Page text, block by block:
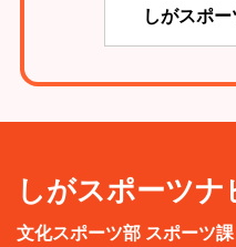
しがスポ
しがスポーツナ
文化スポーツ部 スポーツ